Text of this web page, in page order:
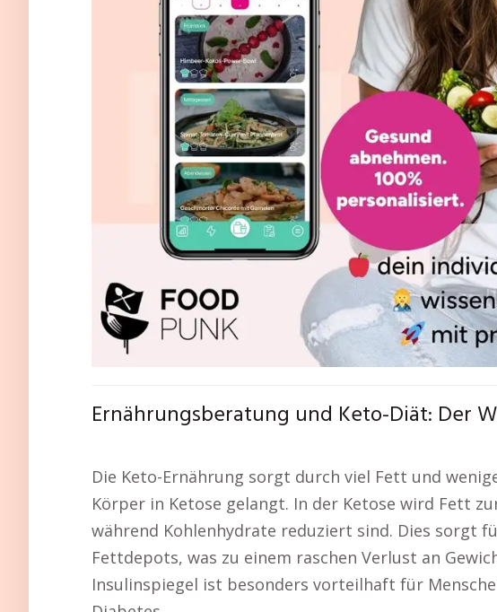
Ernährungsberatung und Keto-Diät: Der
Die Keto-Ernährung sorgt durch viel Fett und
Körper in Ketose gelangt. In der Ketose wird Fett
während Kohlenhydrate reduziert sind. Dies sorgt
Fettdepots, was zu einem raschen Verlust an
Insulinspiegel ist besonders vorteilhaft für